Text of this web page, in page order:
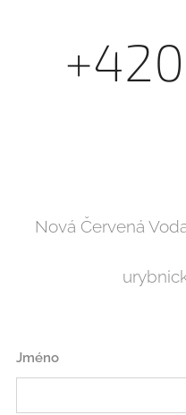
Nová Červená
Jméno